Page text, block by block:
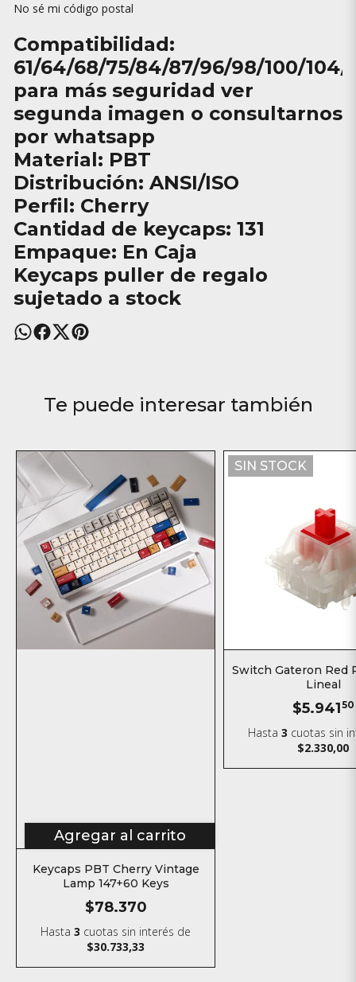
No sé mi código postal
Compatibilidad:
61/64/68/75/84/87/96/98/100/104/
para más seguridad ver
segunda imagen o consultarnos
por whatsapp
Material: PBT
Distribución: ANSI/ISO
Perfil: Cherry
Cantidad de keycaps: 131
Empaque: En Caja
Keycaps puller de regalo
sujetado a stock
Te puede interesar también
Agregar al carrito
Keycaps PBT Cherry Vintage
Lamp 147+60 Keys
$78.370
Hasta3 cuotas sin interés de
$30.733,33
SIN STOCK
Switch Gateron Red
Lineal
$5.94150
Hasta3 cuotas sin
$2.330,00